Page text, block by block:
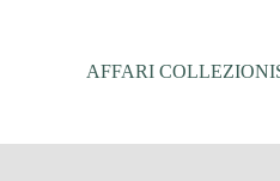
AFFARI